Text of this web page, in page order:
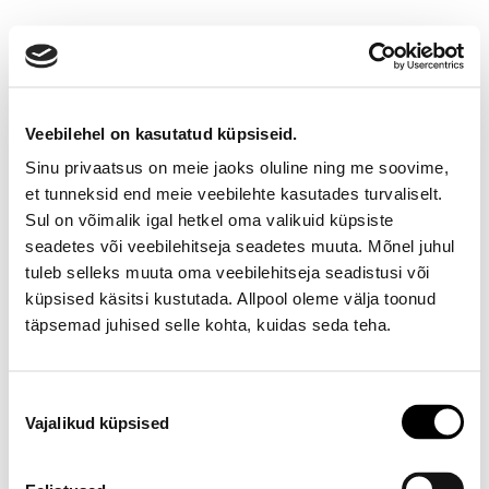
Veebilehel on kasutatud küpsiseid.
Sinu privaatsus on meie jaoks oluline ning me soovime,
et tunneksid end meie veebilehte kasutades turvaliselt.
Sul on võimalik igal hetkel oma valikuid küpsiste
seadetes või veebilehitseja seadetes muuta. Mõnel juhul
tuleb selleks muuta oma veebilehitseja seadistusi või
küpsised käsitsi kustutada. Allpool oleme välja toonud
täpsemad juhised selle kohta, kuidas seda teha.
valik
Vajalikud küpsised
Ootamatu viga!
Proovi varsti uuesti
Telefon E-R 9-17 6673334